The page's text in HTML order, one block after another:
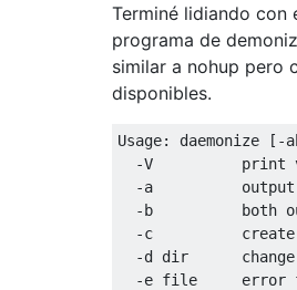
Terminé lidiando con
programa de
similar a nohup pero
disponibles.
Usage:
-V          print
-a
-b          both
-c
-d dir
-e file     error